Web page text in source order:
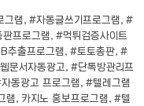
그램, #자동글쓰기프로그램, #
프로그램, #먹튀검증사이트
추출프로그램, #토토총판, #
문서자동광고, #단톡방관리프
동광고 프로그램, #텔레그램
램, 카지노 홍보프로그램, #텔